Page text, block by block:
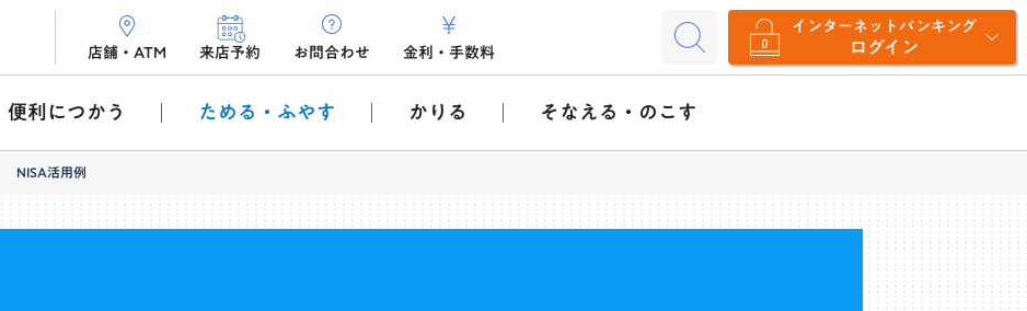
店舗・ATM 来店予約 お問合わせ 金利 ・ 手数料
インターネットバンキング
ログイン
便利につかう ためる・ふやす かりる そなえる・のこす
NISA活用例